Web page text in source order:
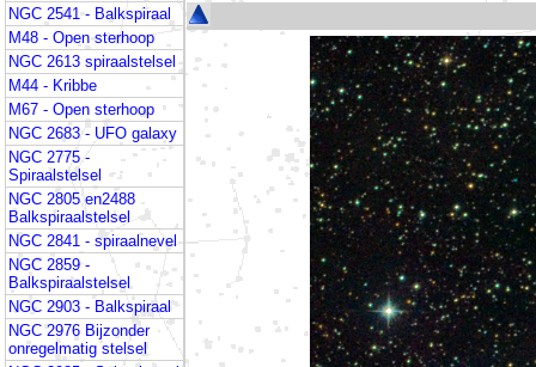
NGC 2541 - Balkspiraal
M48 - Open sterhoop
NGC 2613 spiraalstelsel
M44 - Kribbe
M67 - Open sterhoop
NGC 2683 - UFO galaxy
NGC 2775 -
Spiraalstelsel
NGC 2805 en2488
Balkspiraalstelsel
NGC 2841 - spiraalnevel
NGC 2859 -
Balkspiraalstelsel
NGC 2903 - Balkspiraal
NGC 2976 Bijzonder
onregelmatig stelsel